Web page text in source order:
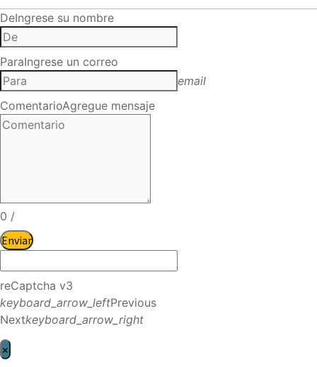
DeIngrese su nombre
ParaIngrese un correo
email
ComentarioAgregue mensaje
0 /
Enviar
reCaptcha v3
keyboard_arrow_leftPrevious
Nextkeyboard_arrow_right
×